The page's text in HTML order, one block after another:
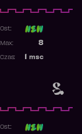
8.
Ost:
8
Max:
msc
Czas:
Ost: